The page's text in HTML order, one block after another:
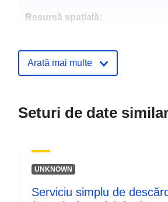
Resursă spațială:
Tip:
Resursă:
Arată mai multe
Seturi de date
UNKNOWN
Serviciu simplu de